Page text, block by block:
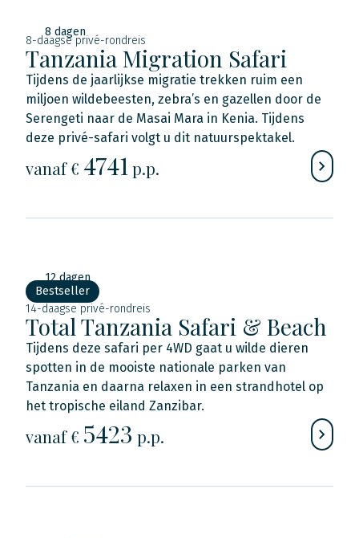
8 dagen
8-daagse privé-rondreis
Tanzania Migration Safari
Tijdens de jaarlijkse migratie trekken ruim een
miljoen wildebeesten, zebra’s en gazellen door de
Serengeti naar de Masai Mara in Kenia. Tijdens
deze privé-safari volgt u dit natuurspektakel.
vanaf € 4741p.p.
12 dagen
Bestseller
14-daagse privé-rondreis
Total Tanzania Safari & Beach
Tijdens deze safari per 4WD gaat u wilde dieren
spotten in de mooiste nationale parken van
Tanzania en daarna relaxen in een strandhotel op
het tropische eiland Zanzibar.
vanaf € 5423 p.p.